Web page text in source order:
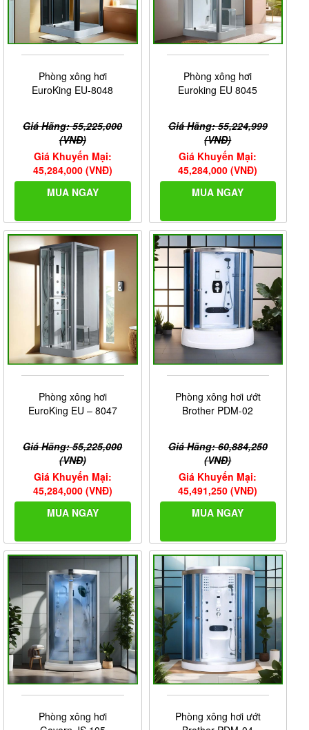
Phòng xông hơi
EuroKing EU-8048
Giá Hãng: 55,225,000
(VNĐ)
Giá Khuyến Mại:
45,284,000 (VNĐ)
MUA NGAY
Phòng xông hơi
Euroking EU 8045
Giá Hãng: 55,224,999
(VNĐ)
Giá Khuyến Mại:
45,284,000 (VNĐ)
MUA NGAY
Phòng xông hơi
EuroKing EU – 8047
Giá Hãng: 55,225,000
(VNĐ)
Giá Khuyến Mại:
45,284,000 (VNĐ)
MUA NGAY
Phòng xông hơi ướt
Brother PDM-02
Giá Hãng: 60,884,250
(VNĐ)
Giá Khuyến Mại:
45,491,250 (VNĐ)
MUA NGAY
Phòng xông hơi
Phòng xông hơi ướt